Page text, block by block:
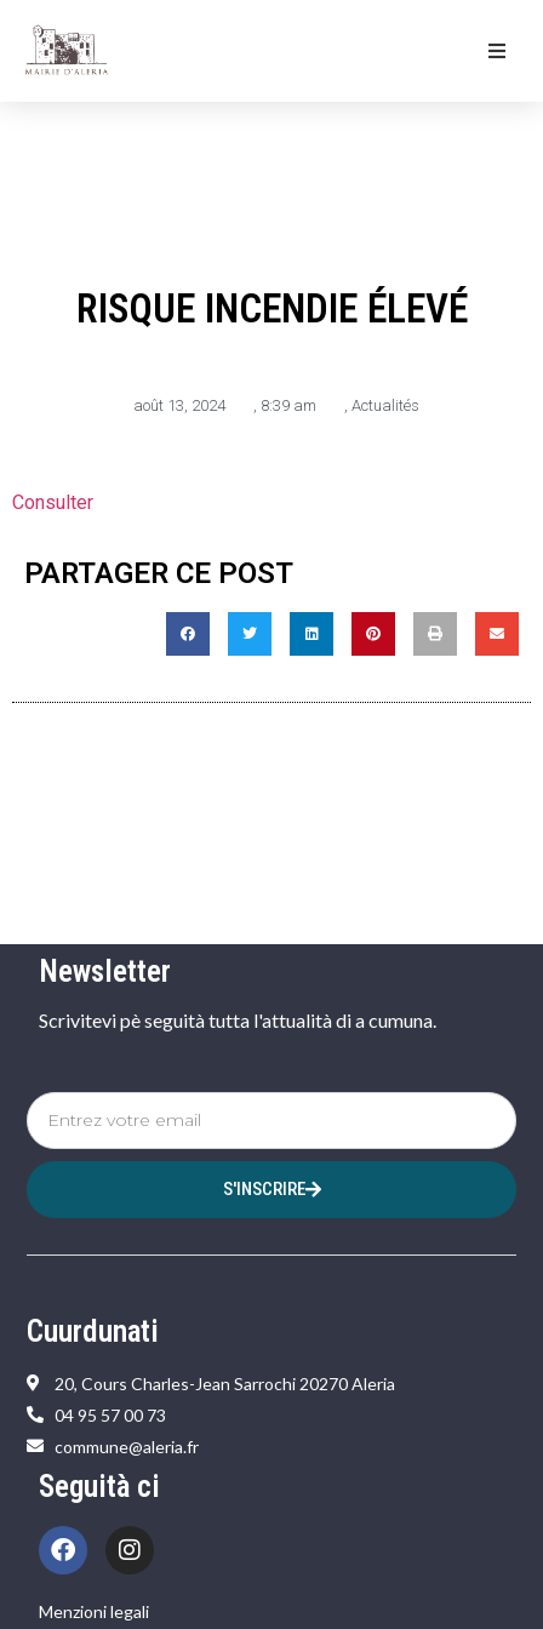
RISQUE INCENDIE ÉLEVÉ
août 13, 2024 , 8:39 am , Actualités
Consulter
PARTAGER CE POST
Newsletter
Scrivitevi pè seguità tutta l'attualità di a cumuna.
S'INSCRIRE
Cuurdunati
20, Cours Charles-Jean Sarrochi 20270 Aleria
04 95 57 00 73
commune@aleria.fr
Seguità ci
Menzioni legali